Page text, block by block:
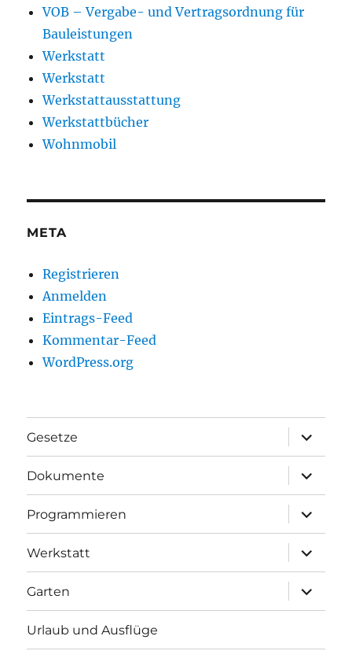
VOB – Vergabe- und Vertragsordnung für
Bauleistungen
Werkstatt
Werkstatt
Werkstattausstattung
Werkstattbücher
Wohnmobil
META
Registrieren
Anmelden
Eintrags-Feed
Kommentar-Feed
WordPress.org
Gesetze
anzeigen
Dokumente
anzeigen
Programmieren
anzeigen
Werkstatt
anzeigen
Garten
anzeigen
Urlaub und Ausflüge